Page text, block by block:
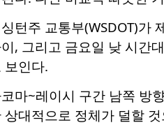
턴주 교통부(WSDOT)가
, 그리고 금요일 낮 시간
보인다.
마~레이시 구간 남쪽 방
상대적으로 정체가 덜할